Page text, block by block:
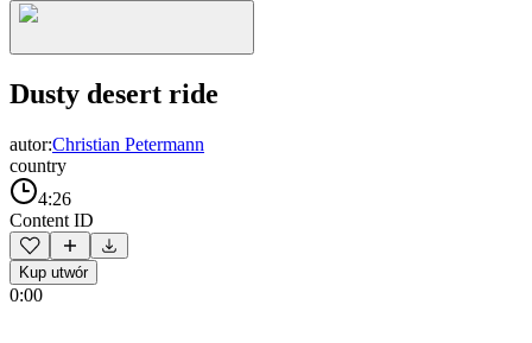
Dusty desert ride
autor:Christian Petermann
country
4:26
Content ID
Kup utwór
0:00